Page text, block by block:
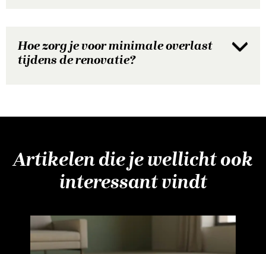
Hoe zorg je voor minimale overlast
tijdens de renovatie?
Artikelen die je wellicht ook
interessant vindt